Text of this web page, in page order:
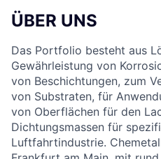
ÜBER UNS
Das Portfolio besteht aus
Gewährleistung von
von Beschichtungen, zum
von Substraten, für
von Oberflächen für den
Dichtungsmassen für
Luftfahrtindustrie.